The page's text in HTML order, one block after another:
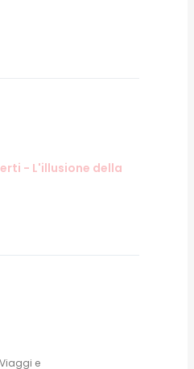
- L'illusione della
Viaggi e